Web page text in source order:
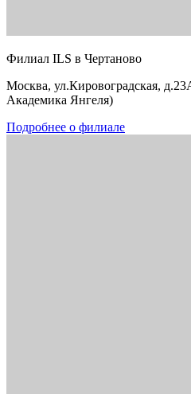
Филиал ILS в Чертаново
Москва, ул.Кировоградская,
Академика Янгеля)
Подробнее о филиале